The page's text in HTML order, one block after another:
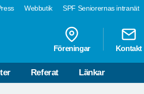
Webbutik SPF Seniorernas intranät
Föreningar Kontakt
Referat Länkar